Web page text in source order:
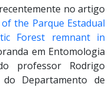
no artigo
the Parque Estadual
Forest remnant in
em Entomologia
professor Rodrigo
Departamento de